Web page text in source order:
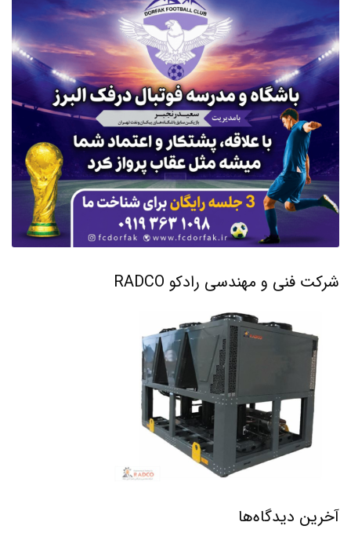
شرکت فنی و مهندسی رادکو RADCO
آخرین دیدگاه‌ها